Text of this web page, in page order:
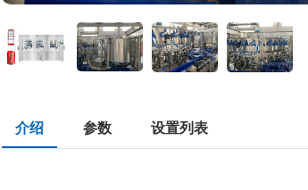
介绍 参数 设置列表